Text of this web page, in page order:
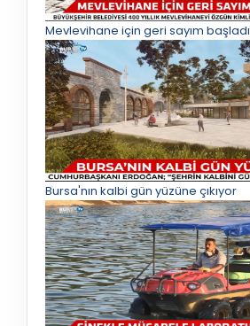
Mevlevihane için geri sayım başladı
Bursa'nın kalbi gün yüzüne çıkıyor